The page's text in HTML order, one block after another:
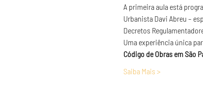
A primeira aula está
Urbanista Davi Abreu –
Decretos
Uma experiência única
Código de Obras em São
Saiba Mais >